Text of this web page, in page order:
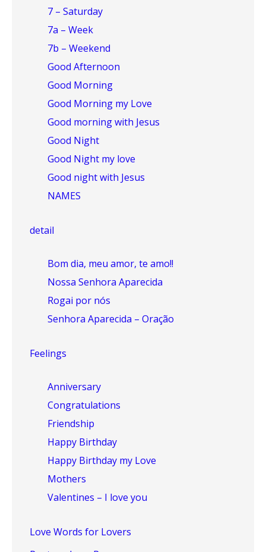
7 – Saturday
7a – Week
7b – Weekend
Good Afternoon
Good Morning
Good Morning my Love
Good morning with Jesus
Good Night
Good Night my love
Good night with Jesus
NAMES
detail
Bom dia, meu amor, te amo!!
Nossa Senhora Aparecida
Rogai por nós
Senhora Aparecida – Oração
Feelings
Anniversary
Congratulations
Friendship
Happy Birthday
Happy Birthday my Love
Mothers
Valentines – I love you
Love Words for Lovers